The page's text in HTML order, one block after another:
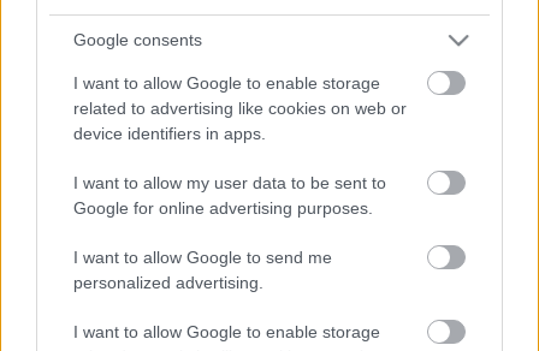
Google consents
I want to allow Google to enable storage
related to advertising like cookies on web or
device identifiers in apps.
I want to allow my user data to be sent to
Google for online advertising purposes.
I want to allow Google to send me
personalized advertising.
I want to allow Google to enable storage
Paks II.: Mit jelent az 5. blokk új
mérföldköve a felülvizsgálat
árnyékában?
Fontos a postaládákba költöző